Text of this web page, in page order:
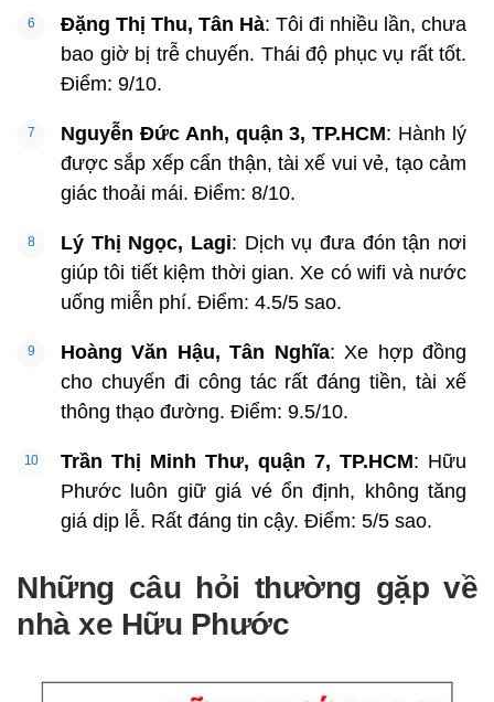
Đặng Thị Thu, Tân Hà: Tôi đi nhiều lần, chưa
bao giờ bị trễ chuyến. Thái độ phục vụ rất tốt.
Điểm: 9/10.
Nguyễn Đức Anh, quận 3, TP.HCM: Hành lý
được sắp xếp cẩn thận, tài xế vui vẻ, tạo cảm
giác thoải mái. Điểm: 8/10.
Lý Thị Ngọc, Lagi: Dịch vụ đưa đón tận nơi
giúp tôi tiết kiệm thời gian. Xe có wifi và nước
uống miễn phí. Điểm: 4.5/5 sao.
Hoàng Văn Hậu, Tân Nghĩa: Xe hợp đồng
cho chuyến đi công tác rất đáng tiền, tài xế
thông thạo đường. Điểm: 9.5/10.
Trần Thị Minh Thư, quận 7, TP.HCM: Hữu
Phước luôn giữ giá vé ổn định, không tăng
giá dịp lễ. Rất đáng tin cậy. Điểm: 5/5 sao.
Những câu hỏi thường gặp về
nhà xe Hữu Phước